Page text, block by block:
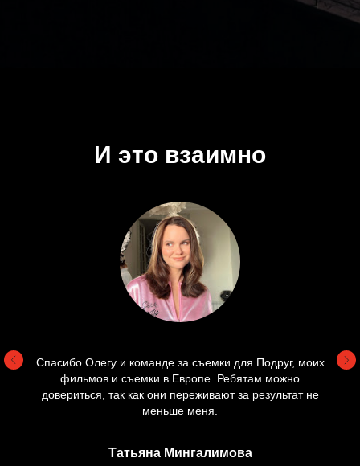
И это взаимно
Спасибо Олегу и команде за съемки для Подруг, моих
фильмов и съемки в Европе. Ребятам можно
довериться, так как они переживают за результат не
меньше меня.
Татьяна Мингалимова